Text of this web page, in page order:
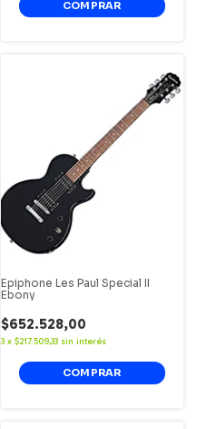
Epiphone Les Paul Special II
Ebony
$652.528,00
3 x $217.509,33 sin interés